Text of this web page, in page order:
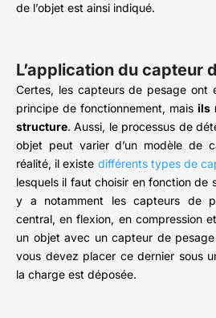
de l’objet est ainsi indiqué.
L’application du capteur
Certes, les capteurs de pesage ont
principe de fonctionnement, mais ils
structure. Aussi, le processus de
objet peut varier d’un modèle de
réalité, il existe différents types de
lesquels il faut choisir en fonction de
y a notamment les capteurs de
central, en flexion, en compression
un objet avec un capteur de
vous devez placer ce dernier sous
la charge est déposée.